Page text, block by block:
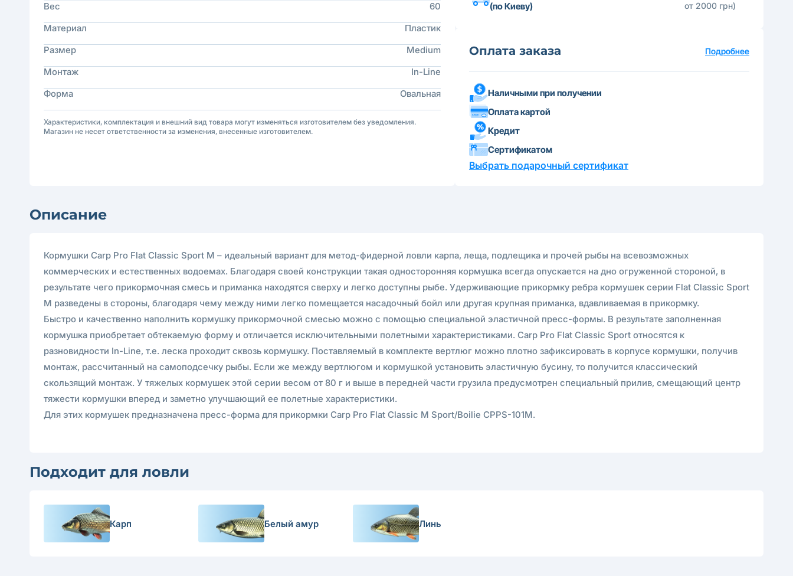
Вес
60
Материал
Пластик
Размер
Medium
Монтаж
In-Line
Форма
Овальная
Характеристики, комплектация и внешний вид товара могут изменяться изготовителем без уведомления.
Магазин не несет ответственности за изменения, внесенные изготовителем.
(по Киеву)
от 2000 грн)
Оплата заказа Подробнее
Наличными при получении
Оплата картой
Кредит
Сертификатом
Выбрать подарочный сертификат
Описание
Кормушки Carp Pro Flat Classic Sport M – идеальный вариант для метод-фидерной ловли карпа, леща, подлещика и прочей рыбы на всевозможных
коммерческих и естественных водоемах. Благодаря своей конструкции такая односторонняя кормушка всегда опускается на дно огруженной стороной, в
результате чего прикормочная смесь и приманка находятся сверху и легко доступны рыбе. Удерживающие прикормку ребра кормушек серии Flat Classic Sport
M разведены в стороны, благодаря чему между ними легко помещается насадочный бойл или другая крупная приманка, вдавливаемая в прикормку.
Быстро и качественно наполнить кормушку прикормочной смесью можно с помощью специальной эластичной пресс-формы. В результате заполненная
кормушка приобретает обтекаемую форму и отличается исключительными полетными характеристиками. Carp Pro Flat Classic Sport относятся к
разновидности In-Line, т.е. леска проходит сквозь кормушку. Поставляемый в комплекте вертлюг можно плотно зафиксировать в корпусе кормушки, получив
монтаж, рассчитанный на самоподсечку рыбы. Если же между вертлюгом и кормушкой установить эластичную бусину, то получится классический
скользящий монтаж. У тяжелых кормушек этой серии весом от 80 г и выше в передней части грузила предусмотрен специальный прилив, смещающий центр
тяжести кормушки вперед и заметно улучшающий ее полетные характеристики.
Для этих кормушек предназначена пресс-форма для прикормки Carp Pro Flat Classic M Sport/Boilie CPPS-101M.
Подходит для ловли
Карп Белый амур Линь